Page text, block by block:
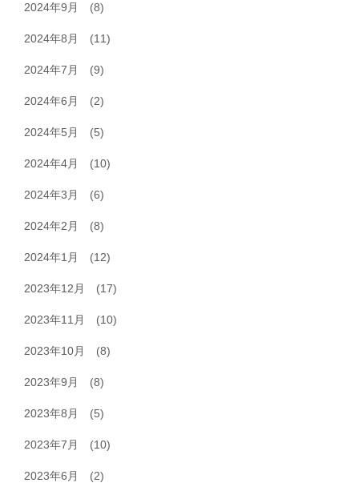
2024年9月 (8)
2024年8月 (11)
2024年7月 (9)
2024年6月 (2)
2024年5月 (5)
2024年4月 (10)
2024年3月 (6)
2024年2月 (8)
2024年1月 (12)
2023年12月 (17)
2023年11月 (10)
2023年10月 (8)
2023年9月 (8)
2023年8月 (5)
2023年7月 (10)
2023年6月 (2)